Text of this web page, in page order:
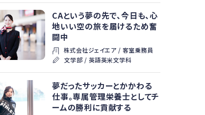
株式会社ジェイエア / 客室乗務員
文学部 / 英語英米文学科
CAという夢の先で、今日も、心
地いい空の旅を届けるため奮
闘中
夢だったサッカーとかかわる
仕事。専属管理栄養士としてチ
ームの勝利に貢献する